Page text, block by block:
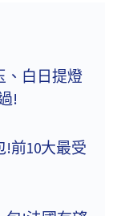
、白日提燈
!
!前10大最受